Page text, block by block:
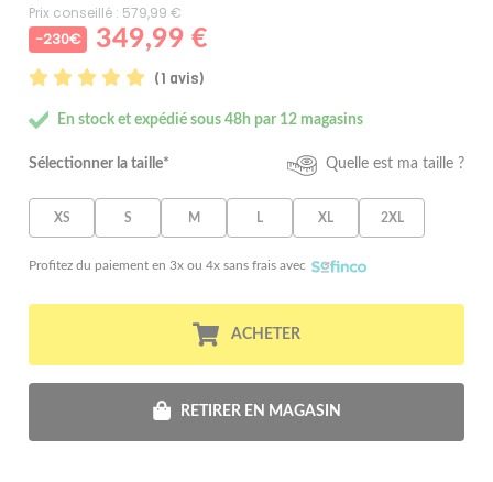
Prix conseillé : 579,99 €
-230€
349,99 €
(1 avis)
En stock et expédié sous 48h par 12 magasins
Sélectionner la taille* Quelle est ma taille ?
XS S M L XL 2XL
Profitez du paiement en 3x ou 4x sans frais avec
ACHETER
RETIRER EN MAGASIN